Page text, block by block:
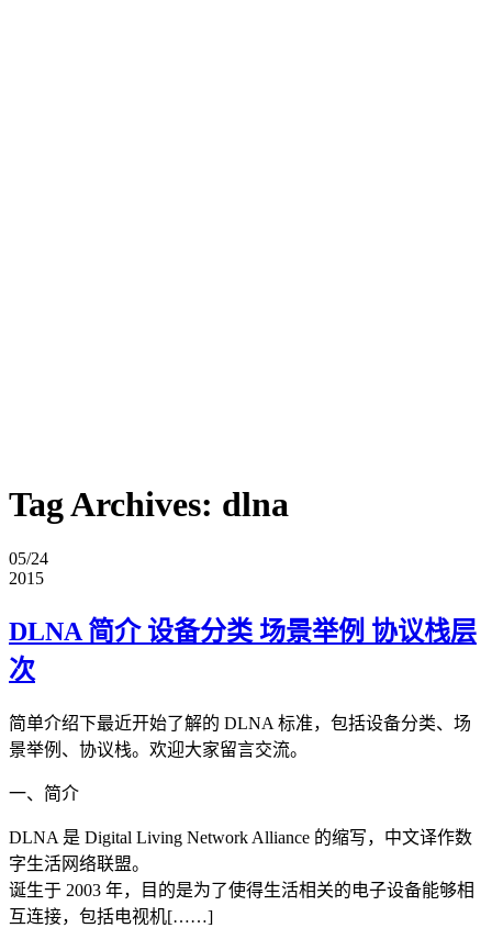
Tag Archives: dlna
05/24
2015
DLNA 简介 设备分类 场景举例 协议栈层
次
简单介绍下最近开始了解的 DLNA 标准，包括设备分类、场
景举例、协议栈。欢迎大家留言交流。
一、简介
DLNA 是 Digital Living Network Alliance 的缩写，中文译作数
字生活网络联盟。
诞生于 2003 年，目的是为了使得生活相关的电子设备能够相
互连接，包括电视机[……]